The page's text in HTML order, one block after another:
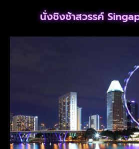
นั่งชิงช้าสวรรค์